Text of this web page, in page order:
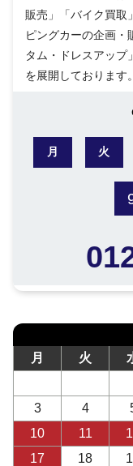
販売」「バイク買取
ピングカーの企画・
タム・ドレスアップ
を展開しております。
月 火
月
火
3
4
10
11
17
18